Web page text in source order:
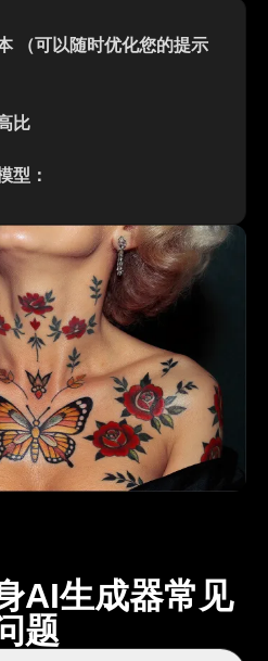
（可以随时优化您的提示
比
型：
AI生成器常见
题